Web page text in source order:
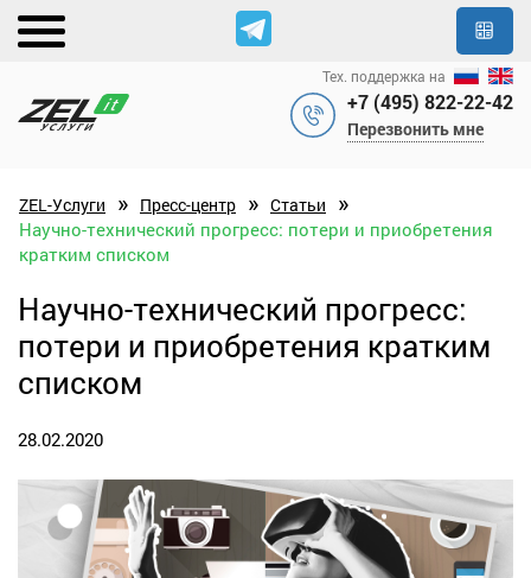
+7 (495) 822-22-42
Перезвонить мне
Тех. поддержка на
ZEL-Услуги » Пресс-центр » Статьи »
Научно-технический прогресс: потери и приобретения
кратким списком
Научно-технический прогресс:
потери и приобретения кратким
списком
28.02.2020